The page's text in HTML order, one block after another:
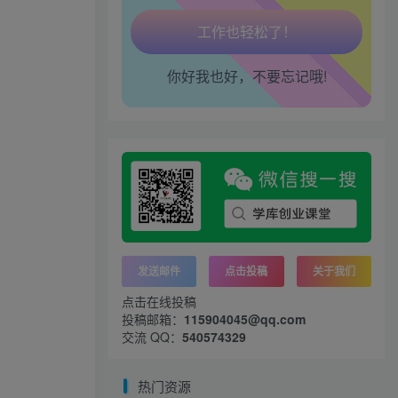
腰也不酸了！
工作也轻松了！
你好我也好，不要忘记哦!
发送邮件 点击投稿 关于我们
点击在线投稿
投稿邮箱： 115904045@qq.com
交流 QQ： 540574329
热门资源